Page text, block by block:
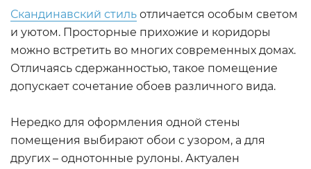
Скандинавский стиль отличается особым светом
и уютом. Просторные прихожие и коридоры
можно встретить во многих современных домах.
Отличаясь сдержанностью, такое помещение
допускает сочетание обоев различного вида.
Нередко для оформления одной стены
помещения выбирают обои с узором, а для
других – однотонные рулоны. Актуален